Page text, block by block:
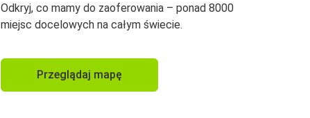
Odkryj, co mamy do zaoferowania – ponad 8000
miejsc docelowych na całym świecie.
Przeglądaj mapę